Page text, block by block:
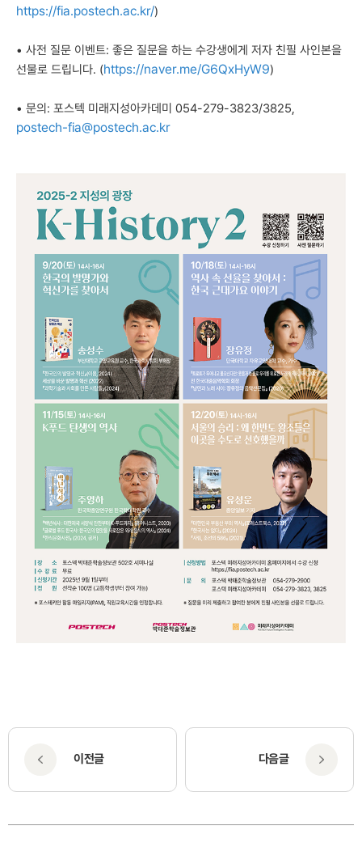
https://fia.postech.ac.kr/)
• 사전 질문 이벤트: 좋은 질문을 하는 수강생에게 저자 친필 사인본을
선물로 드립니다. (https://naver.me/G6QxHyW9)
• 문의: 포스텍 미래지성아카데미 054-279-3823/3825,
postech-fia@postech.ac.kr
이전글 다음글